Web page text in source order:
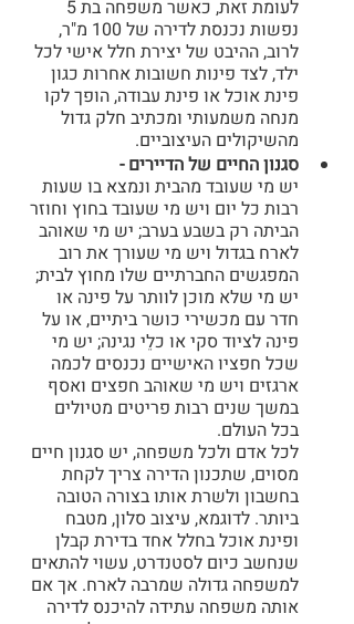
נפשות נכנסת לדירה של 100 מ"ר,
לרוב, ההיבט של יצירת חלל אישי לכל
ילד, לצד פינות חשובות אחרות כגון
פינת אוכל או פינת עבודה, הופך לקו
מנחה משמעותי ומכתיב חלק גדול
מהשיקולים העיצוביים.
סגנון החיים של הדיירים -
יש מי שעובד מהבית ונמצא בו שעות
רבות כל יום ויש מי שעובד בחוץ וחוזר
הביתה רק בשבע בערב; יש מי שאוהב
לארח בגדול ויש מי שעורך את רוב
המפגשים החברתיים שלו מחוץ לבית;
יש מי שלא מוכן לוותר על פינה או
חדר עם מכשירי כושר ביתיים, או על
פינה לציוד סקי או כלֵי נגינה; יש מי
שכל חפציו האישיים נכנסים לכמה
ארגזים ויש מי שאוהב חפצים ואסף
במשך שנים רבות פריטים מטיולים
בכל העולם.
לכל אדם ולכל משפחה, יש סגנון חיים
מסוים, שתכנון הדירה צריך לקחת
בחשבון ולשרת אותו בצורה הטובה
ביותר. לדוגמא, עיצוב סלון, מטבח
ופינת אוכל בחלל אחד בדירת קבלן
שנחשב כיום לסטנדרט, עשוי להתאים
למשפחה גדולה שמרבה לארח. אך אם
אותה משפחה עתידה להיכנס לדירה